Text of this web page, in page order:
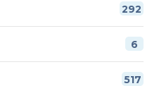
292
6
517